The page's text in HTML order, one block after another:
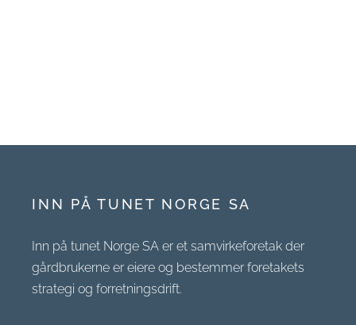
INN PÅ TUNET NORGE SA
Inn på tunet Norge SA er et samvirkeforetak der
gårdbrukerne er eiere og bestemmer foretakets
strategi og forretningsdrift.